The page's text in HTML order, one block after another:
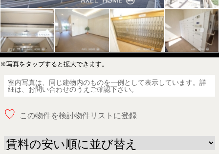
※写真をタップすると拡大できます。
室内写真は、同じ建物内のものを一例として表示しています。詳
細は、お問い合わせのうえご確認下さい。
♡ この物件を検討物件リストに登録